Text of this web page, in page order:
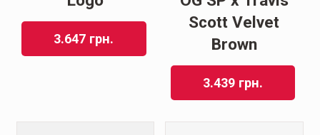
3.647 грн.
Scott Velvet
Brown
3.439 грн.